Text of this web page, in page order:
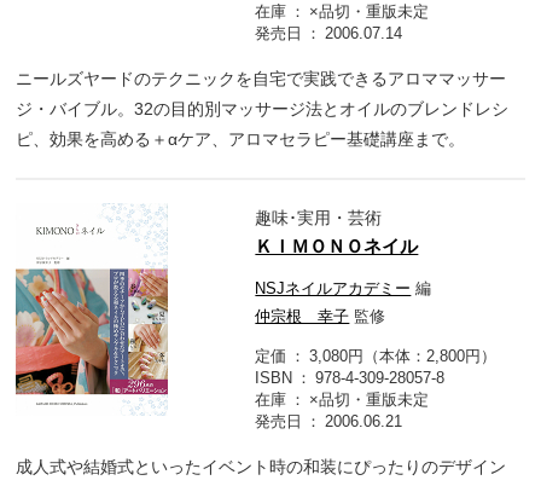
在庫
×品切・重版未定
発売日
2006.07.14
ニールズヤードのテクニックを自宅で実践できるアロママッサー
ジ・バイブル。32の目的別マッサージ法とオイルのブレンドレシ
ピ、効果を高める＋αケア、アロマセラピー基礎講座まで。
趣味･実用・芸術
ＫＩＭＯＮＯネイル
NSJネイルアカデミー 編
仲宗根 幸子 監修
定価
3,080円（本体：2,800円）
ISBN
978-4-309-28057-8
在庫
×品切・重版未定
発売日
2006.06.21
成人式や結婚式といったイベント時の和装にぴったりのデザイン